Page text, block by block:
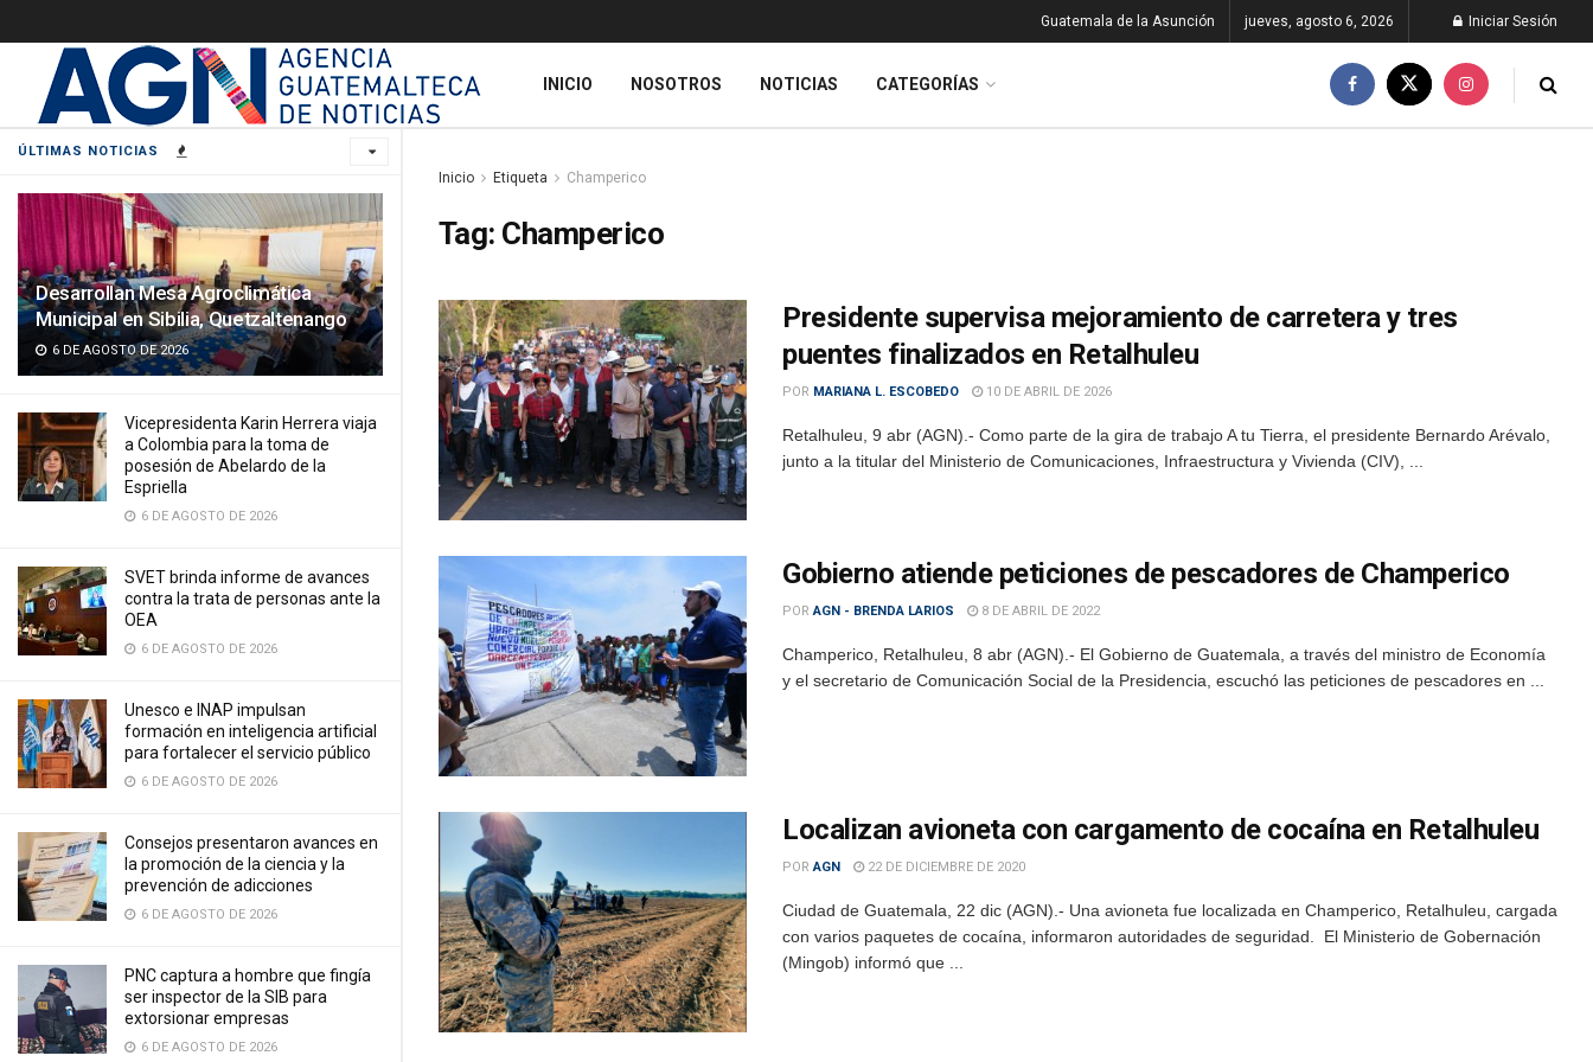
ÚLTIMAS NOTICIAS
Desarrollan Mesa Agroclimática
Municipal en Sibilia, Quetzaltenango
6 DE AGOSTO DE 2026
Vicepresidenta Karin Herrera viaja
a Colombia para la toma de
posesión de Abelardo de la
Espriella
6 DE AGOSTO DE 2026
SVET brinda informe de avances
contra la trata de personas ante la
OEA
6 DE AGOSTO DE 2026
Unesco e INAP impulsan
formación en inteligencia artificial
para fortalecer el servicio público
6 DE AGOSTO DE 2026
Consejos presentaron avances en
la promoción de la ciencia y la
prevención de adicciones
6 DE AGOSTO DE 2026
PNC captura a hombre que fingía
ser inspector de la SIB para
extorsionar empresas
6 DE AGOSTO DE 2026
Guatemala de la Asunción jueves, agosto 6, 2026 Iniciar Sesión
INICIO NOSOTROS NOTICIAS CATEGORÍAS
Inicio Etiqueta Champerico
Tag: Champerico
Presidente supervisa mejoramiento de carretera y tres
puentes finalizados en Retalhuleu
POR MARIANA L. ESCOBEDO 10 DE ABRIL DE 2026
Retalhuleu, 9 abr (AGN).- Como parte de la gira de trabajo A tu Tierra, el presidente Bernardo Arévalo,
junto a la titular del Ministerio de Comunicaciones, Infraestructura y Vivienda (CIV), ...
Gobierno atiende peticiones de pescadores de Champerico
POR AGN - BRENDA LARIOS 8 DE ABRIL DE 2022
Champerico, Retalhuleu, 8 abr (AGN).- El Gobierno de Guatemala, a través del ministro de Economía
y el secretario de Comunicación Social de la Presidencia, escuchó las peticiones de pescadores en ...
Localizan avioneta con cargamento de cocaína en Retalhuleu
POR AGN 22 DE DICIEMBRE DE 2020
Ciudad de Guatemala, 22 dic (AGN).- Una avioneta fue localizada en Champerico, Retalhuleu, cargada
con varios paquetes de cocaína, informaron autoridades de seguridad. El Ministerio de Gobernación
(Mingob) informó que ...